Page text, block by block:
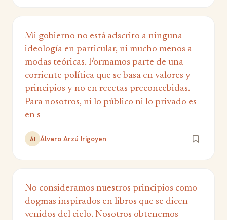
Mi gobierno no está adscrito a ninguna
ideología en particular, ni mucho menos a
modas teóricas. Formamos parte de una
corriente política que se basa en valores y
principios y no en recetas preconcebidas.
Para nosotros, ni lo público ni lo privado es
en s
ÁI Álvaro Arzú Irigoyen
No consideramos nuestros principios como
dogmas inspirados en libros que se dicen
venidos del cielo. Nosotros obtenemos